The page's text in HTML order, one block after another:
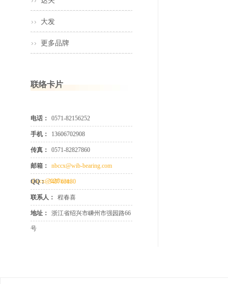
大发
更多品牌
联络卡片
电话： 0571-82156252
手机： 13606702908
传真： 0571-82827860
邮箱： nbccx@wib-bearing.com
nbccx@126.com
QQ： 349763130
联系人： 程春喜
地址： 浙江省绍兴市嵊州市强园路66
号